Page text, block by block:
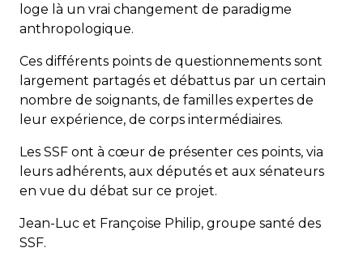
loge là un vrai changement de paradigme
anthropologique.
Ces différents points de questionnements sont
largement partagés et débattus par un certain
nombre de soignants, de familles expertes de
leur expérience, de corps intermédiaires.
Les SSF ont à cœur de présenter ces points, via
leurs adhérents, aux députés et aux sénateurs
en vue du débat sur ce projet.
Jean-Luc et Françoise Philip, groupe santé des
SSF.